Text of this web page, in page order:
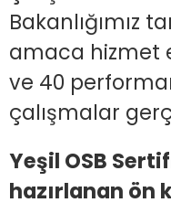
Bakanlığımız
amaca hizmet
ve 40
çalışmalar
Yeşil OSB
hazırlanan ön